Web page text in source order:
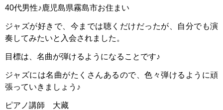
40代男性♪鹿児島県霧島市お住まい
ジャズが好きで、今までは聴くだけだったが、自分でも演
奏してみたいと入会されました。
目標は、名曲が弾けるようになることです♪
ジャズには名曲がたくさんあるので、色々弾けるように頑
張っていきましょう♪
ピアノ講師 大藏